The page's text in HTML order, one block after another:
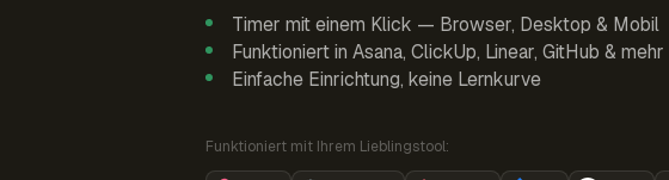
Timer mit einem Klick — Browser, Desktop & Mobil
Funktioniert in Asana, ClickUp, Linear, GitHub & mehr
Einfache Einrichtung, keine Lernkurve
Funktioniert mit Ihrem Lieblingstool: